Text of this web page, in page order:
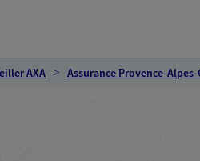
AXA Assurance Provence-